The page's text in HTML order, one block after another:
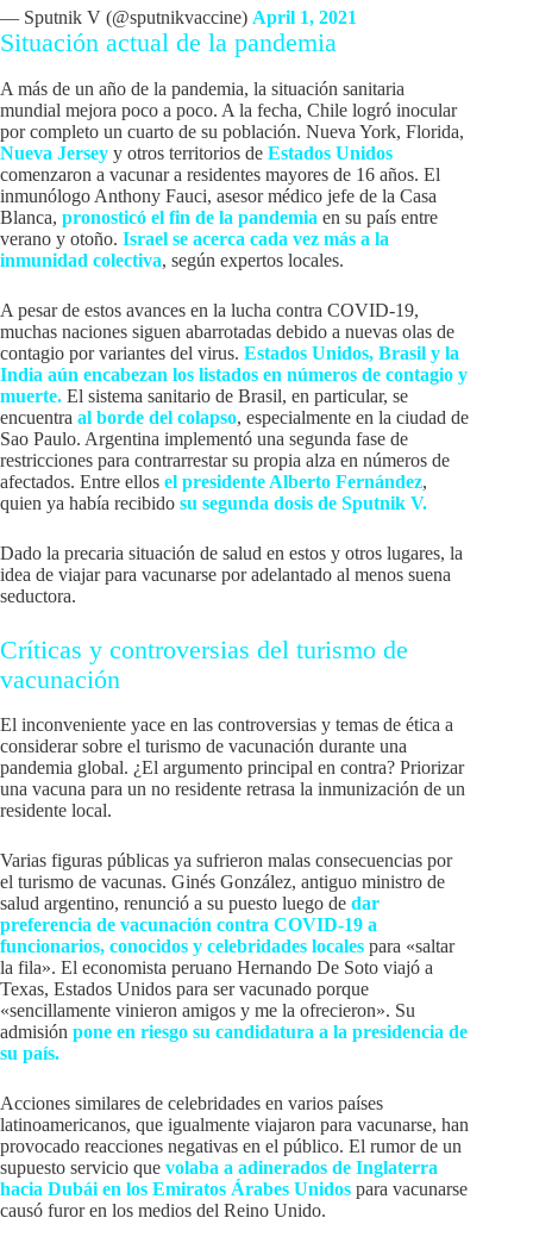
— Sputnik V (@sputnikvaccine) April 1, 2021
Situación actual de la pandemia
A más de un año de la pandemia, la situación sanitaria
mundial mejora poco a poco. A la fecha, Chile logró inocular
por completo un cuarto de su población. Nueva York, Florida,
Nueva Jersey y otros territorios de Estados Unidos
comenzaron a vacunar a residentes mayores de 16 años. El
inmunólogo Anthony Fauci, asesor médico jefe de la Casa
Blanca, pronosticó el fin de la pandemia en su país entre
verano y otoño. Israel se acerca cada vez más a la
inmunidad colectiva, según expertos locales.
A pesar de estos avances en la lucha contra COVID-19,
muchas naciones siguen abarrotadas debido a nuevas olas de
contagio por variantes del virus. Estados Unidos, Brasil y la
India aún encabezan los listados en números de contagio y
muerte. El sistema sanitario de Brasil, en particular, se
encuentra al borde del colapso, especialmente en la ciudad de
Sao Paulo. Argentina implementó una segunda fase de
restricciones para contrarrestar su propia alza en números de
afectados. Entre ellos el presidente Alberto Fernández,
quien ya había recibido su segunda dosis de Sputnik V.
Dado la precaria situación de salud en estos y otros lugares, la
idea de viajar para vacunarse por adelantado al menos suena
seductora.
Críticas y controversias del turismo de
vacunación
El inconveniente yace en las controversias y temas de ética a
considerar sobre el turismo de vacunación durante una
pandemia global. ¿El argumento principal en contra? Priorizar
una vacuna para un no residente retrasa la inmunización de un
residente local.
Varias figuras públicas ya sufrieron malas consecuencias por
el turismo de vacunas. Ginés González, antiguo ministro de
salud argentino, renunció a su puesto luego de dar
preferencia de vacunación contra COVID-19 a
funcionarios, conocidos y celebridades locales para «saltar
la fila». El economista peruano Hernando De Soto viajó a
Texas, Estados Unidos para ser vacunado porque
«sencillamente vinieron amigos y me la ofrecieron». Su
admisión pone en riesgo su candidatura a la presidencia de
su país.
Acciones similares de celebridades en varios países
latinoamericanos, que igualmente viajaron para vacunarse, han
provocado reacciones negativas en el público. El rumor de un
supuesto servicio que volaba a adinerados de Inglaterra
hacia Dubái en los Emiratos Árabes Unidos para vacunarse
causó furor en los medios del Reino Unido.